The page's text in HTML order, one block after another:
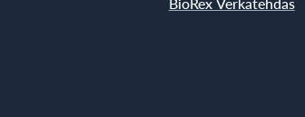
BioRex Verkatehdas